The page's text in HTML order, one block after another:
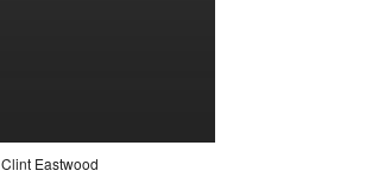
Clint Eastwood